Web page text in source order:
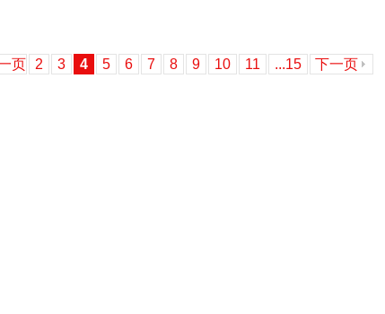
页 2 3 4 5 6 7 8 9 10 11 ...15 下一页